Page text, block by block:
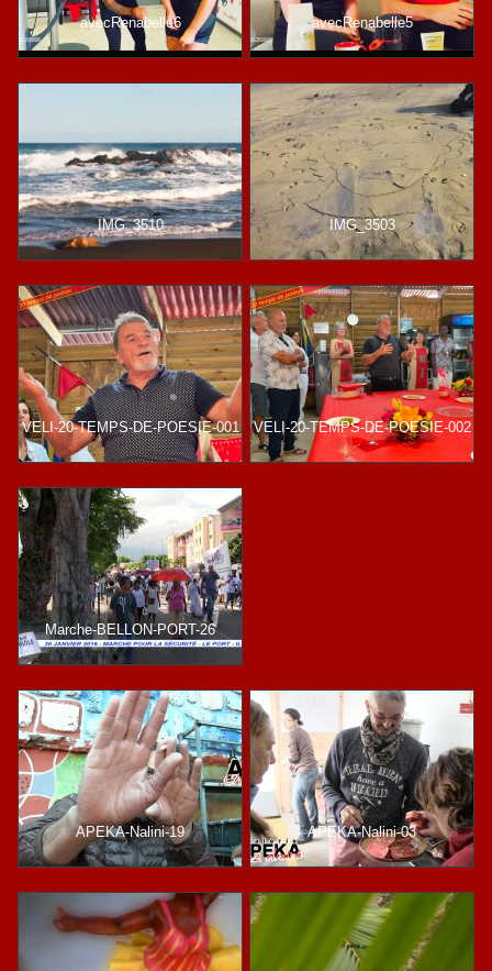
avecRenabelle6 avecRenabelle5
IMG_3510 IMG_3503
VELI-20-TEMPS-DE-POESIE-001 VELI-20-TEMPS-DE-POESIE-002
Marche-BELLON-PORT-26
APEKA-Nalini-19 APEKA-Nalini-03